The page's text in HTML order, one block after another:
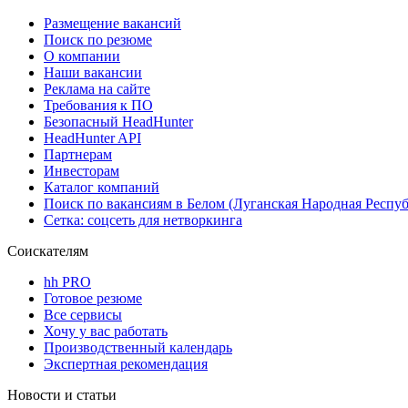
Размещение вакансий
Поиск по резюме
О компании
Наши вакансии
Реклама на сайте
Требования к ПО
Безопасный HeadHunter
HeadHunter API
Партнерам
Инвесторам
Каталог компаний
Поиск по вакансиям в Белом (Луганская Народная
Сетка: соцсеть для нетворкинга
Соискателям
hh PRO
Готовое резюме
Все сервисы
Хочу у вас работать
Производственный календарь
Экспертная рекомендация
Новости и статьи